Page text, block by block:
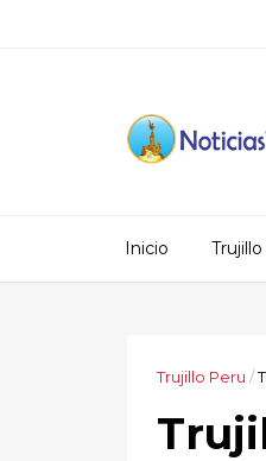
Inicio Trujillo
Trujillo Peru /